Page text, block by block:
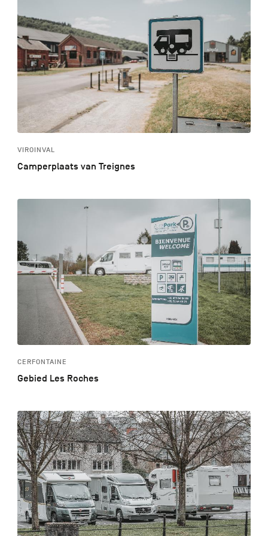
VIROINVAL
Camperplaats van Treignes
CERFONTAINE
Gebied Les Roches